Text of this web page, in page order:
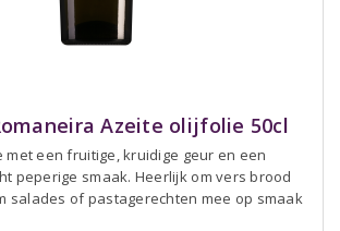
Azeite olijfolie 50cl
een fruitige, kruidige geur en een
peperige smaak. Heerlijk om vers brood
salades of pastagerechten mee op smaak